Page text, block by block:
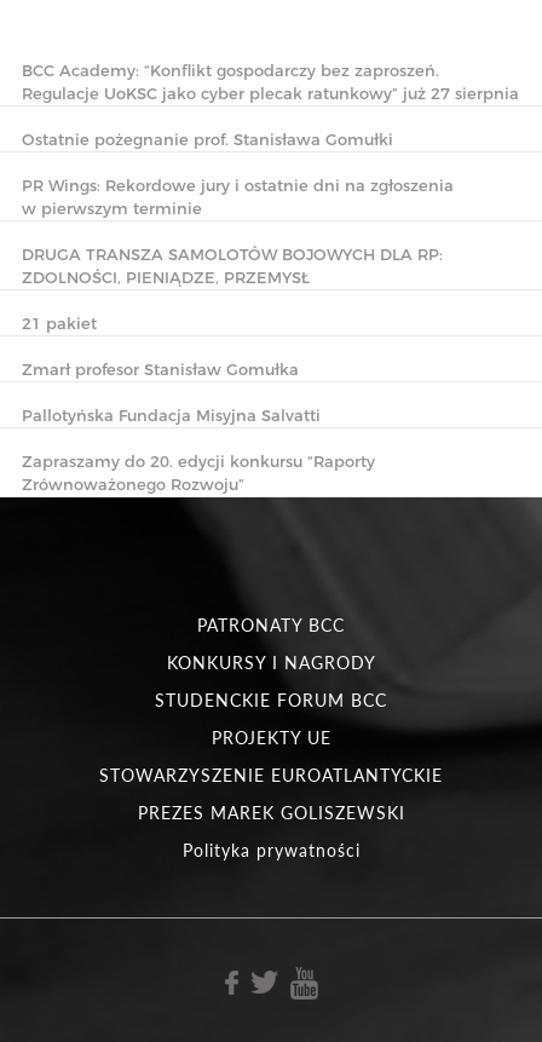
BCC Academy: “Konflikt gospodarczy bez zaproszeń.
Regulacje UoKSC jako cyber plecak ratunkowy” już 27 sierpnia
Ostatnie pożegnanie prof. Stanisława Gomułki
PR Wings: Rekordowe jury i ostatnie dni na zgłoszenia
w pierwszym terminie
DRUGA TRANSZA SAMOLOTÓW BOJOWYCH DLA RP:
ZDOLNOŚCI, PIENIĄDZE, PRZEMYSŁ
21 pakiet
Zmarł profesor Stanisław Gomułka
Pallotyńska Fundacja Misyjna Salvatti
Zapraszamy do 20. edycji konkursu “Raporty
Zrównoważonego Rozwoju”
PATRONATY BCC
KONKURSY I NAGRODY
STUDENCKIE FORUM BCC
PROJEKTY UE
STOWARZYSZENIE EUROATLANTYCKIE
PREZES MAREK GOLISZEWSKI
Polityka prywatności